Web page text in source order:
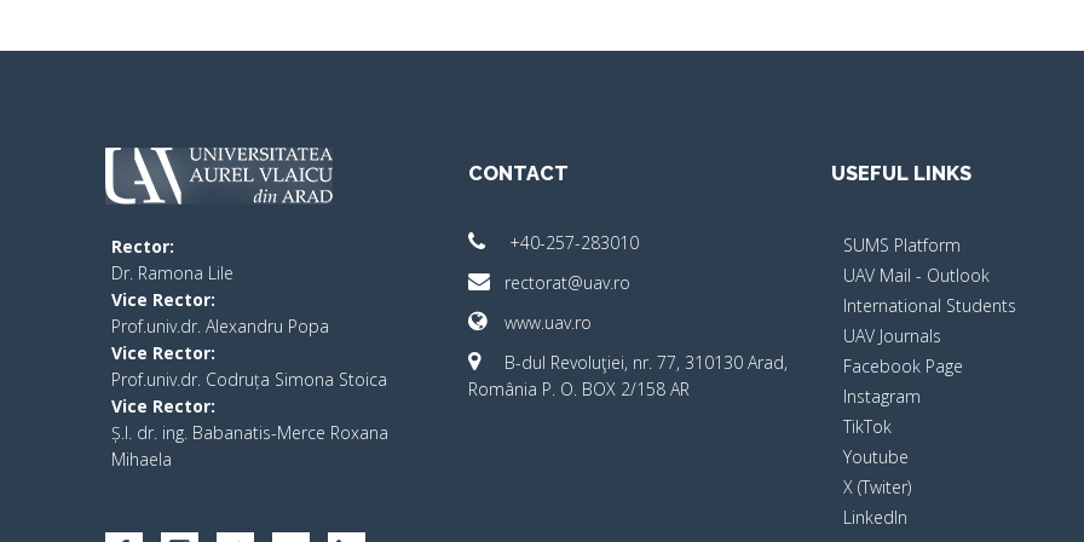
Rector:
​Dr. Ramona Lile
Vice Rector:
Prof.univ.dr. Alexandru Popa
Vice Rector:
Prof.univ.dr. Codruța Simona Stoica
Vice Rector:
Ș.I. dr. ing. Babanatis-Merce Roxana
Mihaela
CONTACT
+40-257-283010
rectorat@uav.ro
www.uav.ro
B-dul Revoluţiei, nr. 77, 310130 Arad,
România P. O. BOX 2/158 AR
USEFUL LINKS
SUMS Platform
UAV Mail - Outlook
International Students
UAV Journals
Facebook Page
Instagram
TikTok
Youtube
X (Twiter)
LinkedIn